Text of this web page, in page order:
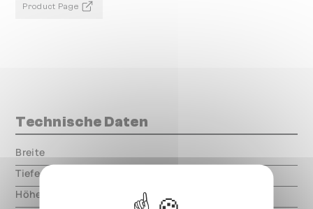
Product Page
Technische Daten
Breite
Tiefe
Höhe